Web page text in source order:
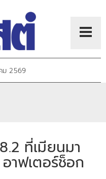
ม 2569
ที่เมียนมา
าฟเตอร์ช็อก